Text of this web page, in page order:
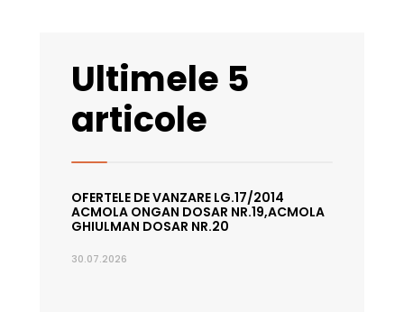
Ultimele 5
articole
OFERTELE DE VANZARE LG.17/2014
ACMOLA ONGAN DOSAR NR.19,ACMOLA
GHIULMAN DOSAR NR.20
30.07.2026